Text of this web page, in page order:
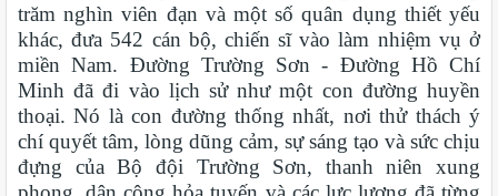
trăm nghìn viên đạn và một số quân dụng thiết yếu
khác, đưa 542 cán bộ, chiến sĩ vào làm nhiệm vụ ở
miền Nam. Đường Trường Sơn - Đường Hồ Chí
Minh đã đi vào lịch sử như một con đường huyền
thoại. Nó là con đường thống nhất, nơi thử thách ý
chí quyết tâm, lòng dũng cảm, sự sáng tạo và sức chịu
đựng của Bộ đội Trường Sơn, thanh niên xung